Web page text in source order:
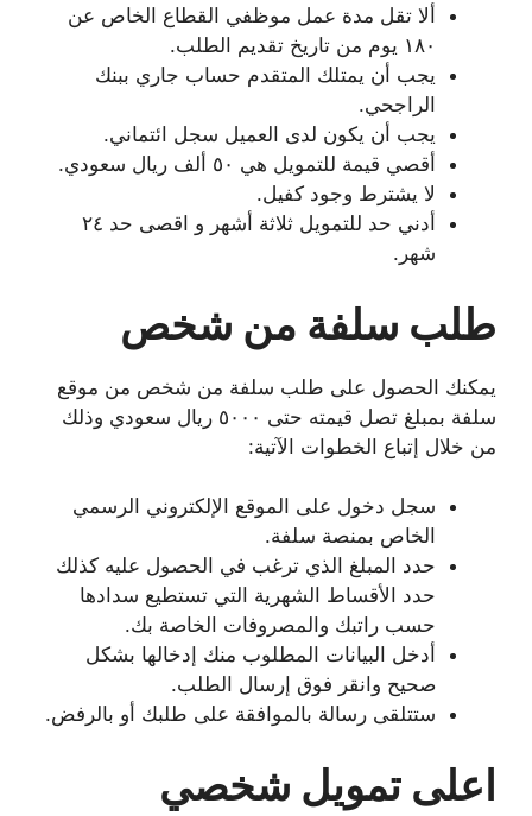
ألا تقل مدة عمل موظفي القطاع الخاص عن
١٨٠ يوم من تاريخ تقديم الطلب.
يجب أن يمتلك المتقدم حساب جاري ببنك
الراجحي.
يجب أن يكون لدى العميل سجل ائتماني.
أقصي قيمة للتمويل هي ٥٠ ألف ريال سعودي.
لا يشترط وجود كفيل.
أدني حد للتمويل ثلاثة أشهر و اقصى حد ٢٤
شهر.
طلب سلفة من شخص
يمكنك الحصول على طلب سلفة من شخص من موقع
سلفة بمبلغ تصل قيمته حتى ٥٠٠٠ ريال سعودي وذلك
من خلال إتباع الخطوات الآتية:
سجل دخول على الموقع الإلكتروني الرسمي
الخاص بمنصة سلفة.
حدد المبلغ الذي ترغب في الحصول عليه كذلك
حدد الأقساط الشهرية التي تستطيع سدادها
حسب راتبك والمصروفات الخاصة بك.
أدخل البيانات المطلوب منك إدخالها بشكل
صحيح وانقر فوق إرسال الطلب.
ستتلقى رسالة بالموافقة على طلبك أو بالرفض.
اعلى تمويل شخصي